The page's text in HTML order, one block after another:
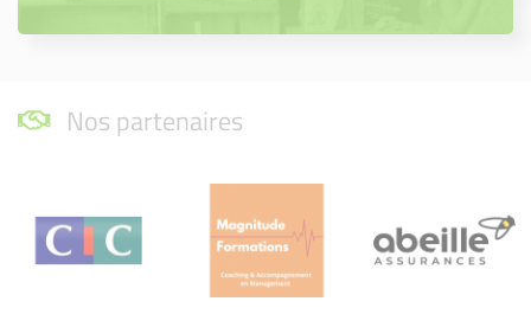
Nos partenaires